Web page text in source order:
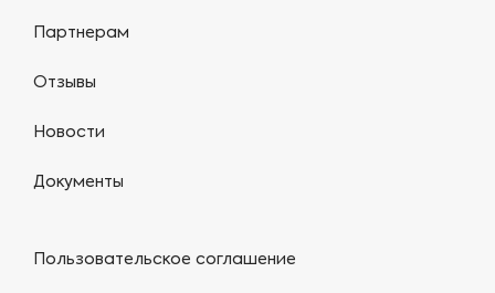
Партнерам
Отзывы
Новости
Документы
Пользовательское соглашение